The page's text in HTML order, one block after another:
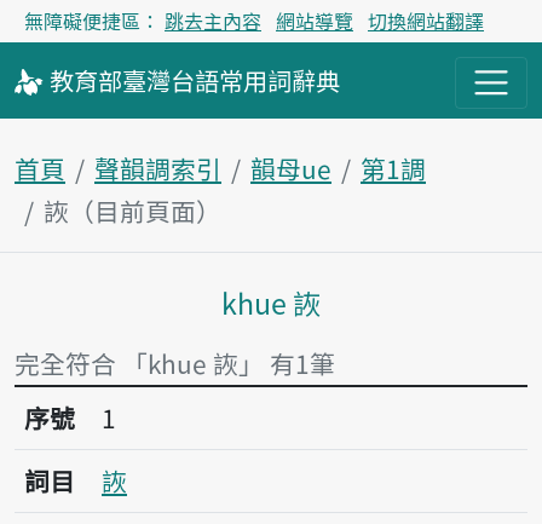
無障礙便捷區： 跳去主內容 網站導覽 切換網站翻譯
教育部臺灣台語常用詞辭典
首頁 聲韻調索引 韻母ue
第1調
詼（目前頁面）
主內容區塊
khue 詼
完全符合 「khue 詼」 有1筆
序號1詼
序號
1
詞目
詼